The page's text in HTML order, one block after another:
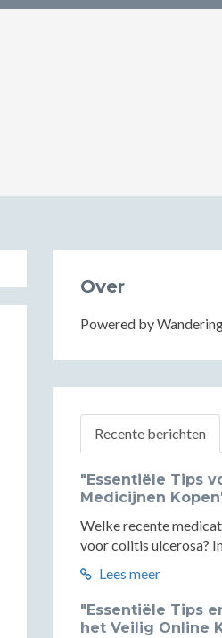
Over
Powered by
Recente berichten
"Essentiële Tips
Medicijnen
Welke recente
voor colitis ulcerosa?
Lees meer
"Essentiële Tips
het Veilig Online